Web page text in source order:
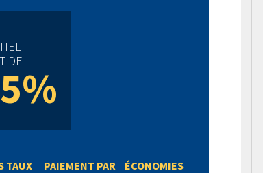
DE
TAUX
PAIEMENT PAR
ÉCONOMIES